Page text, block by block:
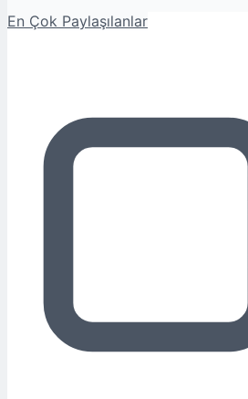
En Çok Paylaşılanlar